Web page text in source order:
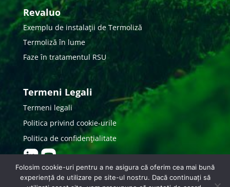
Revaluo
Exemplu de instalaţii de Termoliză
Termoliză în lume
Faze în tratamentul RSU
Termeni Legali
Termeni legali
Politica privind cookie-urile
Politica de confidenţialitate
Folosim cookie-uri pentru a ne asigura că oferim cea mai bună
experiență de utilizare pe site-ul nostru. Dacă continuați să